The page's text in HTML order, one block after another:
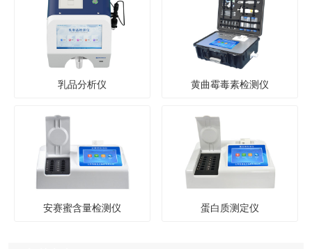
乳品分析仪 黄曲霉毒素检测仪
安赛蜜含量检测仪 蛋白质测定仪